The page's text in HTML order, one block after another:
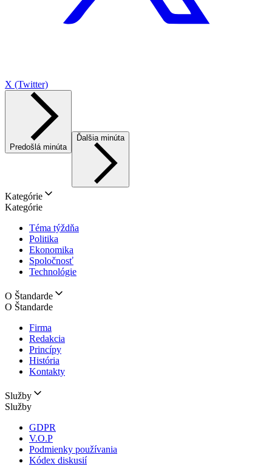
X (Twitter)
Predošlá minúta
Ďalšia minúta
Kategórie
Kategórie
Téma týždňa
Politika
Ekonomika
Spoločnosť
Technológie
O Štandarde
O Štandarde
Firma
Redakcia
Princípy
História
Kontakty
Služby
Služby
GDPR
V.O.P
Podmienky používania
Kódex diskusií